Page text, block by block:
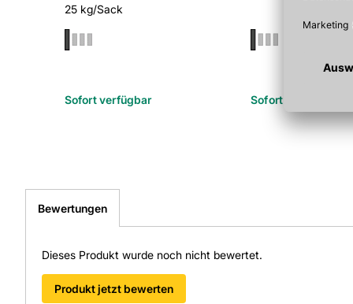
25 kg/Sack
Sofort verfügbar Sofort verfügbar
Bewertungen
Dieses Produkt wurde noch nicht bewertet.
Produkt jetzt bewerten